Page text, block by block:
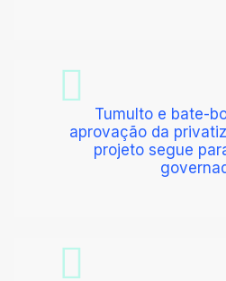
Tumulto e bate-
aprovação da
projeto segue